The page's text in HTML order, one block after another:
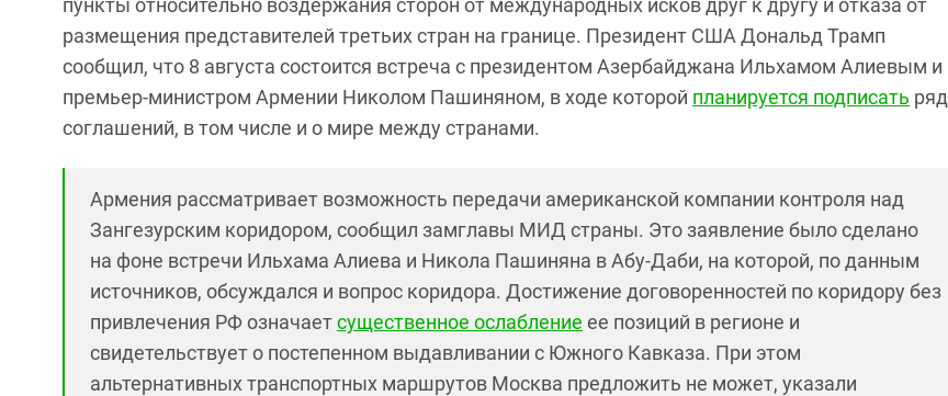
размещения представителей третьих стран на границе. Президент США Дональд Трамп
сообщил, что 8 августа состоится встреча с президентом Азербайджана Ильхамом Алиевым и
премьер-министром Армении Николом Пашиняном, в ходе которой планируется подписать ряд
соглашений, в том числе и о мире между странами.
Армения рассматривает возможность передачи американской компании контроля над
Зангезурским коридором, сообщил замглавы МИД страны. Это заявление было сделано
на фоне встречи Ильхама Алиева и Никола Пашиняна в Абу-Даби, на которой, по данным
источников, обсуждался и вопрос коридора. Достижение договоренностей по коридору без
привлечения РФ означаетсущественное ослабление ее позиций в регионе и
свидетельствует о постепенном выдавливании с Южного Кавказа. При этом
альтернативных транспортных маршрутов Москва предложить не может, указали